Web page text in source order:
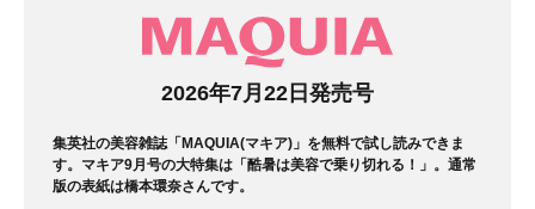
2026年7月22日発売号
集英社の美容雑誌「MAQUIA(マキア)」を無料で試し読みできま
す。マキア9月号の大特集は「酷暑は美容で乗り切れる！」。通常
版の表紙は橋本環奈さんです。